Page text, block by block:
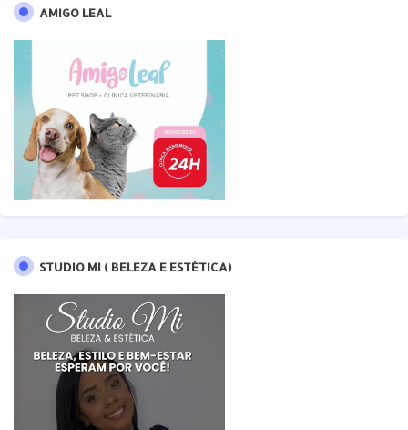
AMIGO LEAL
STUDIO MI ( BELEZA E ESTÉTICA)